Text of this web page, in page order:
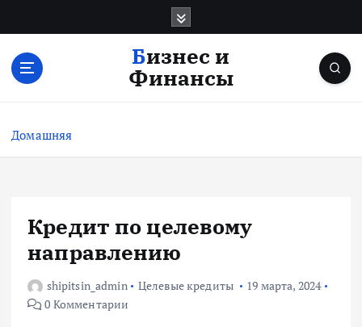
с
Бизнес и
Финансы
Домашняя
Кредит по целевому
направлению
shipitsin_admin Целевые кредиты
19 марта, 2024
0 Комментарии